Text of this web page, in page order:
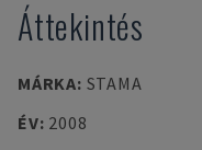
Áttekintés
MÁRKA: STAMA
ÉV: 2008